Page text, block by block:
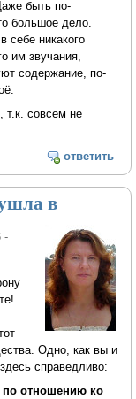
быть по-
большое дело.
никакого
им звучания,
содержание, по-
т.к. совсем не
ответить
в
-
Одно, как вы и
справедливо:
по отношению ко